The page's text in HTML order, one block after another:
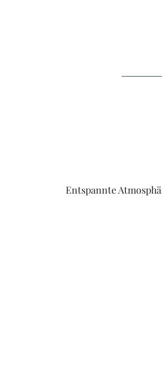
Entspannte